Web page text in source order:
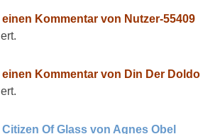
einen Kommentar von Nutzer-55409
einen Kommentar von Din Der Doldo
Citizen Of Glass von Agnes Obel